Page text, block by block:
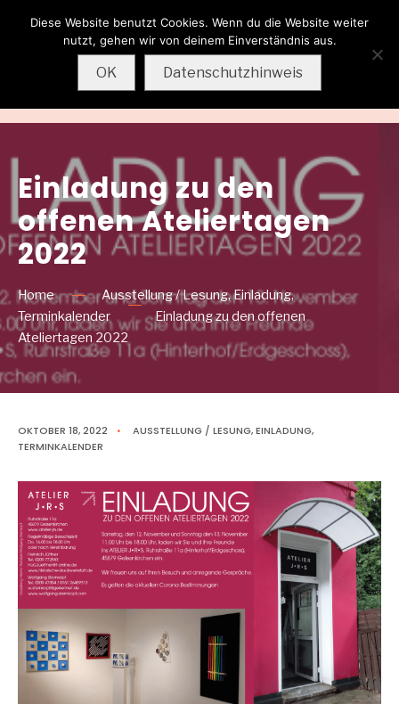
Wolfgang
Sternkopf
Einladung zu den
offenen Ateliertagen
2022
Home Ausstellung / Lesung,Einladung,
Terminkalender
Einladung zu den offenen
Ateliertagen 2022
OKTOBER 18, 2022 • AUSSTELLUNG / LESUNG,EINLADUNG,
TERMINKALENDER
Diese Website benutzt Cookies. Wenn du die Website weiter
nutzt, gehen wir von deinem Einverständnis aus.
OK Datenschutzhinweis